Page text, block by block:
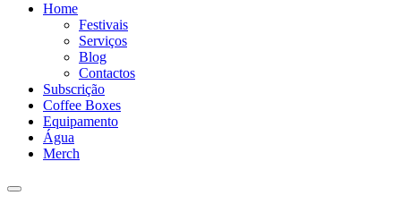
Home
Festivais
Serviços
Blog
Contactos
Subscrição
Coffee Boxes
Equipamento
Água
Merch